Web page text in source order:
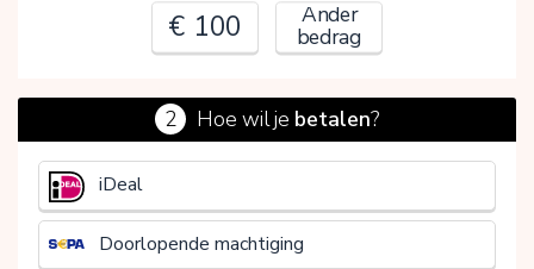
€ 100
Ander
bedrag
€
2 Hoe wil je betalen?
iDeal
Doorlopende machtiging